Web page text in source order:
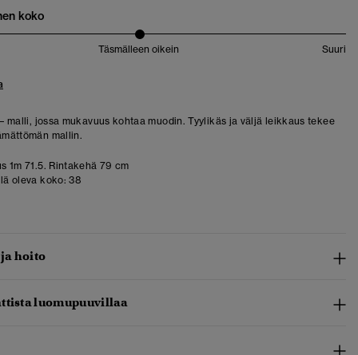
koko
Täsmälleen oikein Suuri
malli, jossa mukavuus kohtaa muodin. Tyylikäs ja väljä leikkaus tekee
mallin.
1m 71.5. Rintakehä 79 cm
oleva koko: 38
hoito
luomupuuvillaa